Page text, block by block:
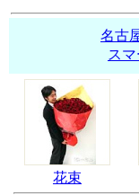
名古
ス
花束